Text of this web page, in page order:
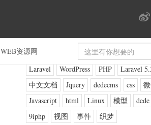
WEB资源网
Laravel WordPress PHP
Laravel
中文文档
Jquery dedecms css
Javascript
html Linux 模型 dede
9iphp
视图 事件 织梦